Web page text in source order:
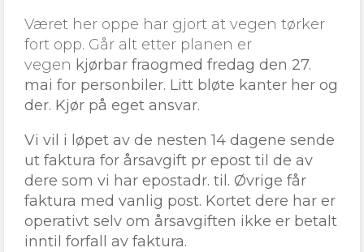
Været her oppe har gjort at vegen tørker
fort opp. Går alt etter planen er
vegen kjørbar fraogmed fredag den 27.
mai for personbiler. Litt bløte kanter her og
der. Kjør på eget ansvar.
Vi vil i løpet av de nesten 14 dagene sende
ut faktura for årsavgift pr epost til de av
dere som vi har epostadr. til. Øvrige får
faktura med vanlig post. Kortet dere har er
operativt selv om årsavgiften ikke er betalt
inntil forfall av faktura.